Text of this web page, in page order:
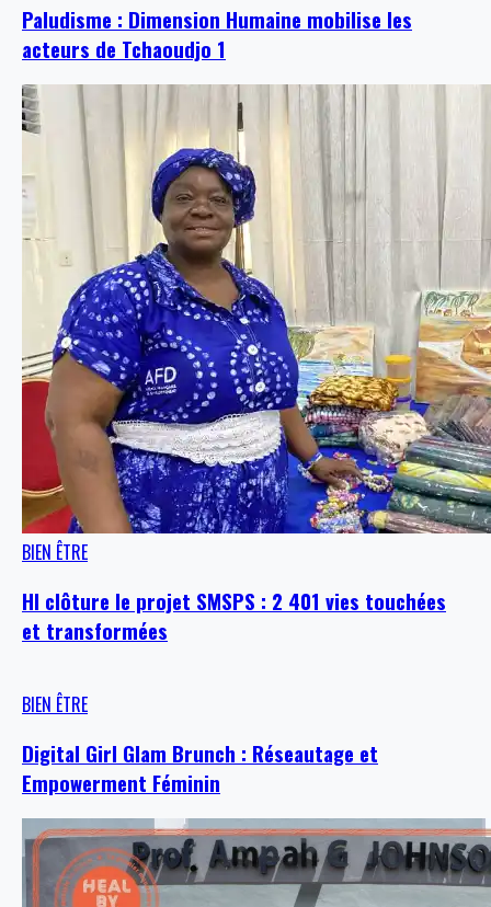
Paludisme : Dimension Humaine mobilise les
acteurs de Tchaoudjo 1
BIEN ÊTRE
HI clôture le projet SMSPS : 2 401 vies touchées
et transformées
BIEN ÊTRE
Digital Girl Glam Brunch : Réseautage et
Empowerment Féminin